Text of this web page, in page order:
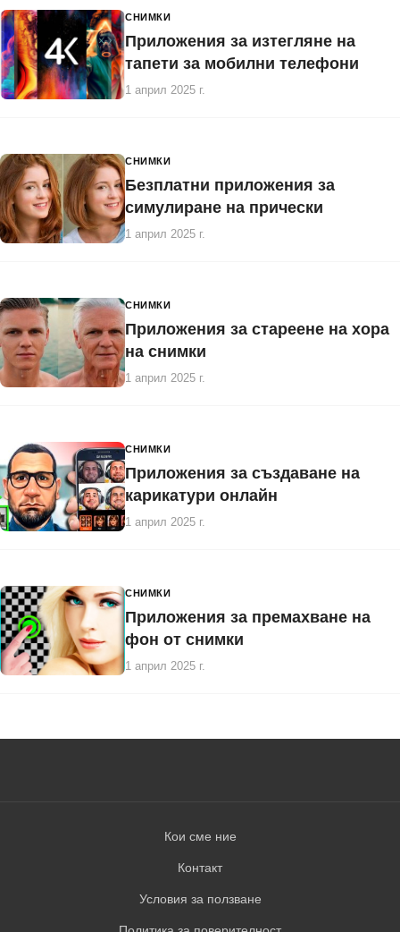
СНИМКИ
Приложения за изтегляне на
тапети за мобилни телефони
1 април 2025 г.
СНИМКИ
Безплатни приложения за
симулиране на прически
1 април 2025 г.
СНИМКИ
Приложения за стареене на хора
на снимки
1 април 2025 г.
СНИМКИ
Приложения за създаване на
карикатури онлайн
1 април 2025 г.
СНИМКИ
Приложения за премахване на
фон от снимки
1 април 2025 г.
Кои сме ние
Контакт
Условия за ползване